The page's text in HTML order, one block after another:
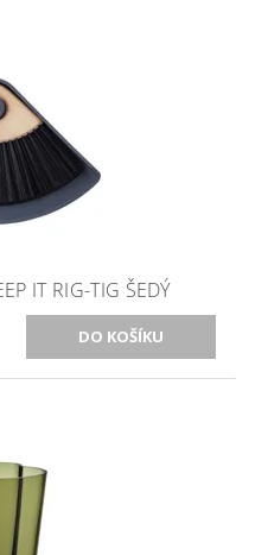
IT RIG-TIG ŠEDÝ